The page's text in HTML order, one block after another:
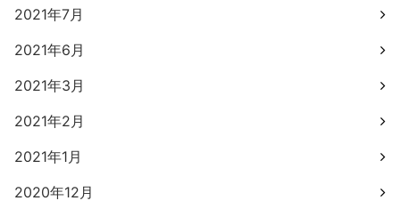
2021年7月
2021年6月
2021年3月
2021年2月
2021年1月
2020年12月